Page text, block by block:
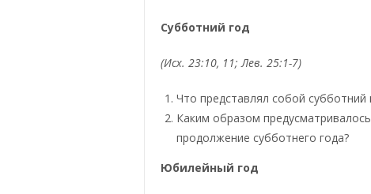
Субботний год
(Исх. 23:10, 11; Лев. 25:1-7)
Что представлял собой
Каким образом
продолжение субботнего года?
Юбилейный год